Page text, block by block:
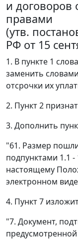
и договоров
правами
(утв.
РФ от 15
1. В пункте 1
заменить
отсрочки их
2. Пункт 2
3. Дополнить
"61. Размер
подпунктами 1.1
настоящему
электронном
4. Пункт 7
"7. Документ,